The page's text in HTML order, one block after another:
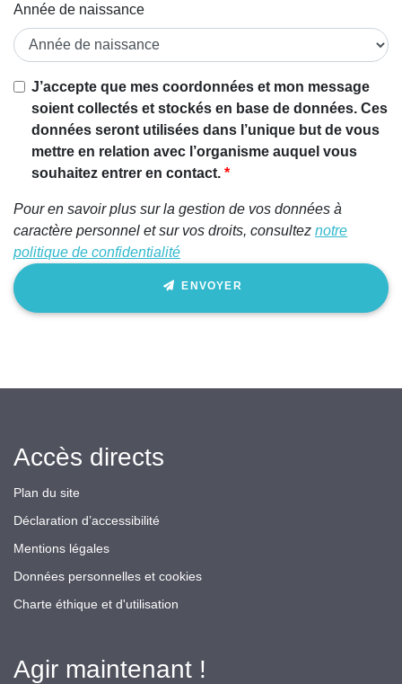
Année de naissance
J’accepte que mes coordonnées et mon message
soient collectés et stockés en base de données. Ces
données seront utilisées dans l’unique but de vous
mettre en relation avec l’organisme auquel vous
souhaitez entrer en contact.
Pour en savoir plus sur la gestion de vos données à
caractère personnel et sur vos droits, consultez notre
politique de confidentialité
ENVOYER
Accès directs
Plan du site
Déclaration d’accessibilité
Mentions légales
Données personnelles et cookies
Charte éthique et d'utilisation
Agir maintenant !